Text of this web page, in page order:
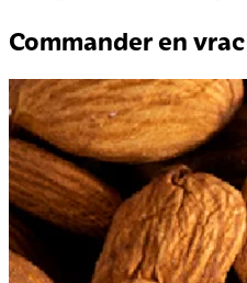
Commander en vrac